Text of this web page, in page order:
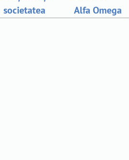
societatea
Alfa Omega